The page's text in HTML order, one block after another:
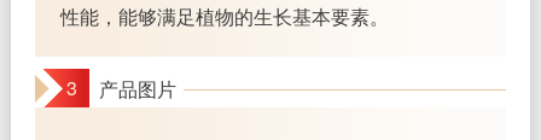
性能，能够满足植物的生长基本要素。
3 产品图片